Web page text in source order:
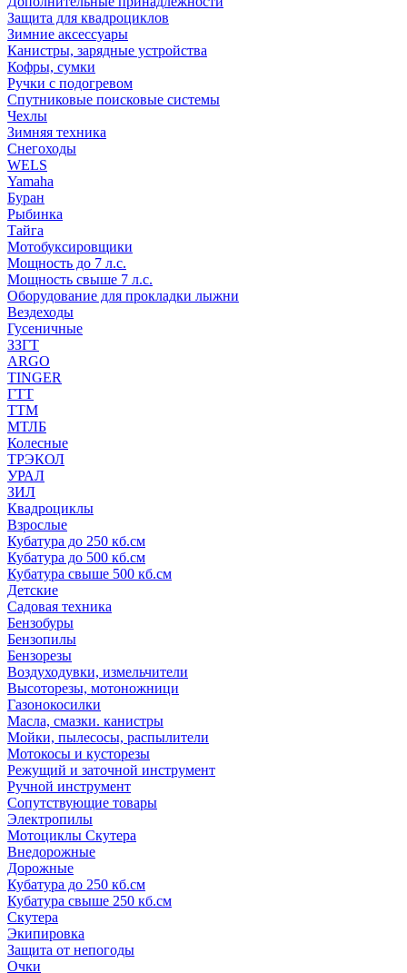
Защита для квадроциклов
Зимние аксессуары
Канистры, зарядные устройства
Кофры, сумки
Ручки с подогревом
Спутниковые поисковые системы
Чехлы
Зимняя техника
Снегоходы
WELS
Yamaha
Буран
Рыбинка
Тайга
Мотобуксировщики
Мощность до 7 л.с.
Мощность свыше 7 л.с.
Оборудование для прокладки лыжни
Вездеходы
Гусеничные
ЗЗГТ
ARGO
TINGER
ГТТ
ТТМ
МТЛБ
Колесные
ТРЭКОЛ
УРАЛ
ЗИЛ
Квадроциклы
Взрослые
Кубатура до 250 кб.см
Кубатура до 500 кб.см
Кубатура свыше 500 кб.см
Детские
Садовая техника
Бензобуры
Бензопилы
Бензорезы
Воздуходувки, измельчители
Высоторезы, мотоножници
Газонокосилки
Масла, смазки. канистры
Мойки, пылесосы, распылители
Мотокосы и кусторезы
Режущий и заточной инструмент
Ручной инструмент
Сопутствующие товары
Электропилы
Мотоциклы Скутера
Внедорожные
Дорожные
Кубатура до 250 кб.см
Кубатура свыше 250 кб.см
Скутера
Экипировка
Защита от непогоды
Очки